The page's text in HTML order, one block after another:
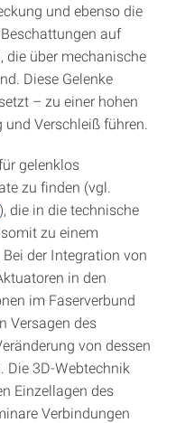
und ebenso die
auf
die über mechanische
Diese Gelenke
– zu einer hohen
Verschleiß führen.
gelenklos
zu finden (vgl.
), die in die technische
zu einem
der Integration von
in den
im Faserverbund
Versagen des
von dessen
Die 3D-Webtechnik
Einzellagen des
Verbindungen